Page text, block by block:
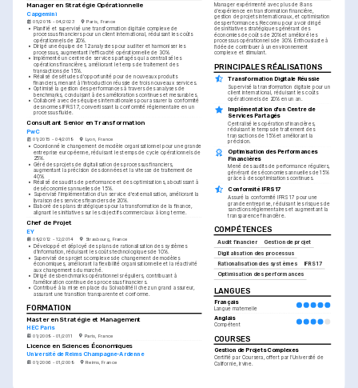
Manager en Stratégie Opérationnelle
Capgemini
05/2019 - 04/2023 Paris, France
• Planifié et supervisé une transformation digitale complexe de
processus financiers pour un client international, réduisant les coûts
opérationnels de 20%.
• Dirigé une équipe de 12 analystes pour auditer et harmoniser les
processus, augmentant l'efficacité opérationnelle de 30%.
•
Implémenté un centre de services partagés qui a centralisé les
opérations financières, améliorant le temps de traitement des
transactions de 15%.
• Réalisé des études d'opportunité pour de nouveaux produits
financiers, menant à l'introduction réussie de trois nouveaux services.
• Optimisé la gestion des performances à travers des analyses de
benchmarks, conduisant à des améliorations continues et mesurables.
• Collaboré avec des équipes internationales pour assurer la conformité
des normes IFRS 17, convertissant la conformité réglementaire en un
processus fluide.
Consultant Senior en Transformation
PwC
01/2015 - 04/2019 Lyon, France
• Coordonné le changement de modèle organisationnel pour une grande
entreprise européenne, réduisant les temps de cycle opérationnels de
25%.
• Géré des projets de digitalisation des processus financiers,
augmentant la précision des données et la vitesse de traitement de
40%.
• Réalisé des audits de performance et des optimisations, aboutissant à
des économies annuelles de 15%.
•
Supervisé l'implémentation d'un service d'externalisation, améliorant la
livraison des services financiers de 20%.
• Élaboré des plans stratégiques pour la transformation de la finance,
alignant les initiatives sur les objectifs commerciaux à long terme.
Chef de Projet
EY
09/2012 - 12/2014 Strasbourg, France
• Développé et déployé des plans de rationalisation des systèmes
d'information, réduisant les coûts technologiques de 10%.
• Supervisé des projets complexes de changement de modèles
économiques, améliorant la flexibilité organisationnelle et la réactivité
aux changements du marché.
• Dirigé des benchmarks opérationnels réguliers, contribuant à
l'amélioration continue des processus financiers.
• Contribué à la mise en place du Solvabilité II chez un grand assureur,
assurant une transition transparente et conforme.
FORMATION
Master en Stratégie et Management
HEC Paris
01/2009 - 01/2011 Paris, France
Licence en Sciences Économiques
Université de Reims Champagne-Ardenne
01/2006 - 01/2009 Reims, France
Manager expérimenté avec plus de 8 ans
d'expérience en transformation financière,
gestion de projets internationaux, et optimisation
des performances. Reconnu pour avoir dirigé
des initiatives stratégiques générant des
économies de coûts de 20% et amélioré les
processus opérationnels de 30%. Enthousiaste à
l'idée de contribuer à un environnement
complexe et stimulant.
PRINCIPALES RÉALISATIONS
Transformation Digitale Réussie
Supervisé la transformation digitale pour un
client international, réduisant les coûts
opérationnels de 20% en un an.
Implémentation d'un Centre de
Services Partagés
Centralisé les opérations financières,
réduisant le temps de traitement des
transactions de 15% et améliorant la
précision.
Optimisation des Performances
Financières
Mené des audits de performance réguliers,
générant des économies annuelles de 15%
grâce à des optimisations continues.
Conformité IFRS 17
Assuré la conformité IFRS 17 pour une
grande entreprise, réduisant les risques de
sanctions réglementaires et augmentant la
transparence financière.
COMPÉTENCES
Audit financier
Gestion de projet
Digitalisation des processus
Rationalisation des systèmes
IFRS 17
Optimisation des performances
LANGUES
Français
Langue maternelle
Anglais
Compétent
COURSES
Gestion de Projets Complexes
Certifié par Coursera, offert par l'Université de
Californie, Irvine.